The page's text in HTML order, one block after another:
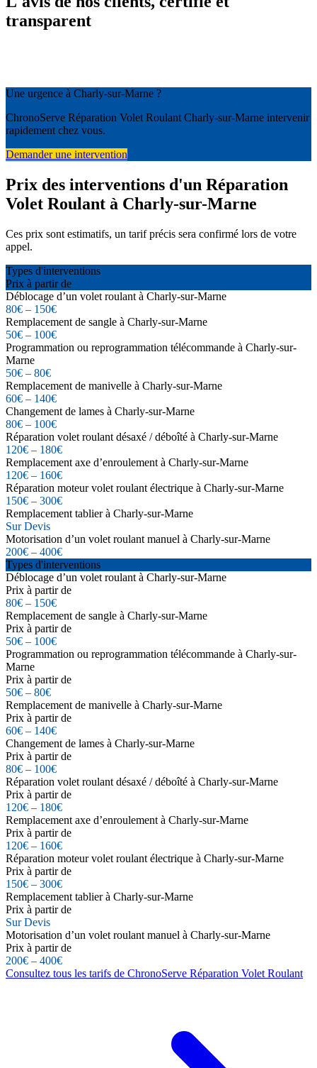
transparent
Une urgence à Charly-sur-Marne ?
ChronoServe Réparation Volet Roulant Charly-sur-Marne intervenir
rapidement chez vous.
Demander une intervention
Prix des interventions d'un Réparation
Volet Roulant à Charly-sur-Marne
Ces prix sont estimatifs, un tarif précis sera confirmé lors de votre
appel.
Types d'interventions
Prix à partir de
Déblocage d’un volet roulant à Charly-sur-Marne
80€ – 150€
Remplacement de sangle à Charly-sur-Marne
50€ – 100€
Programmation ou reprogrammation télécommande à Charly-sur-
Marne
50€ – 80€
Remplacement de manivelle à Charly-sur-Marne
60€ – 140€
Changement de lames à Charly-sur-Marne
80€ – 100€
Réparation volet roulant désaxé / déboîté à Charly-sur-Marne
120€ – 180€
Remplacement axe d’enroulement à Charly-sur-Marne
120€ – 160€
Réparation moteur volet roulant électrique à Charly-sur-Marne
150€ – 300€
Remplacement tablier à Charly-sur-Marne
Sur Devis
Motorisation d’un volet roulant manuel à Charly-sur-Marne
200€ – 400€
Types d'interventions
Déblocage d’un volet roulant à Charly-sur-Marne
Prix à partir de
80€ – 150€
Remplacement de sangle à Charly-sur-Marne
Prix à partir de
50€ – 100€
Programmation ou reprogrammation télécommande à Charly-sur-
Marne
Prix à partir de
50€ – 80€
Remplacement de manivelle à Charly-sur-Marne
Prix à partir de
60€ – 140€
Changement de lames à Charly-sur-Marne
Prix à partir de
80€ – 100€
Réparation volet roulant désaxé / déboîté à Charly-sur-Marne
Prix à partir de
120€ – 180€
Remplacement axe d’enroulement à Charly-sur-Marne
Prix à partir de
120€ – 160€
Réparation moteur volet roulant électrique à Charly-sur-Marne
Prix à partir de
150€ – 300€
Remplacement tablier à Charly-sur-Marne
Prix à partir de
Sur Devis
Motorisation d’un volet roulant manuel à Charly-sur-Marne
Prix à partir de
200€ – 400€
Consultez tous les tarifs de ChronoServe Réparation Volet Roulant